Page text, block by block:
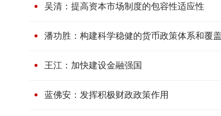
吴清：提高资本市场制度的包容性适应性
潘功胜：构建科学稳健的货币政策体系和覆
王江：加快建设金融强国
蓝佛安：发挥积极财政政策作用